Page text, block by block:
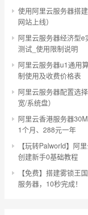
使用阿里云服务器搭
网站上线）
阿里云服务器经济型
测试_使用限制说明
阿里云服务器u1通用
制使用及收费价格表
阿里云服务器配置选
宽/系统盘）
阿里云香港服务器
1个月、288元一年
【玩转Palworld】阿
创建新手0基础教程
【免费】搭建雾锁王
服务器，10秒完成！